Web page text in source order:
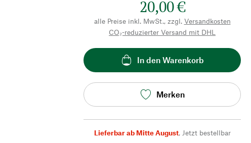
20,00 €
alle Preise inkl. MwSt., zzgl. Versandkosten
CO₂-reduzierter Versand mit DHL
In den Warenkorb
Merken
Lieferbar ab Mitte August, Jetzt bestellbar